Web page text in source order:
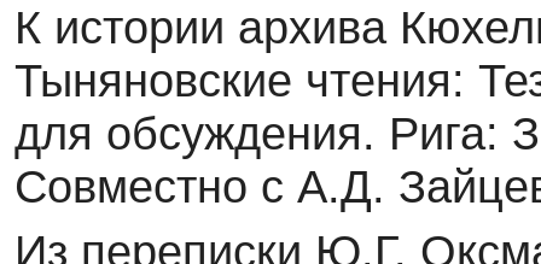
К истории архива
Тыняновские чтения:
для обсуждения. Рига:
Совместно с А.Д.
Из переписки Ю.Г.